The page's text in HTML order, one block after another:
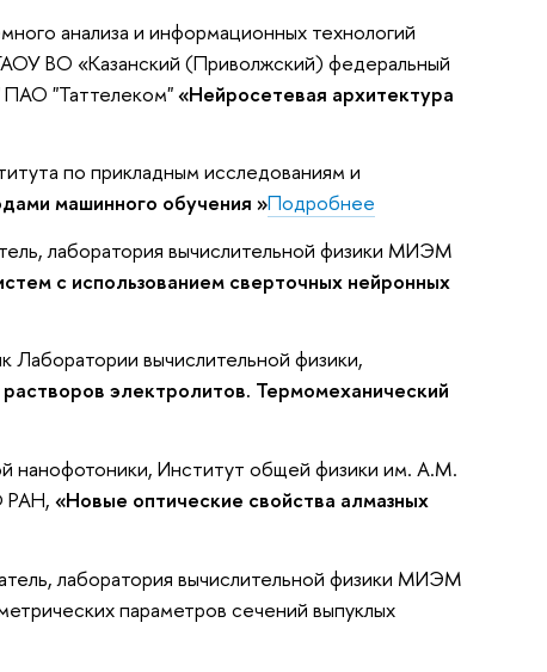
анализа и информационных технологий
ВО «Казанский (Приволжский) федеральный
ПАО "Таттелеком"«Нейросетевая архитектура
по прикладным исследованиям и
машинного обучения »Подробнее
лаборатория вычислительной физики МИЭМ
с использованием сверточных нейронных
Лаборатории вычислительной физики,
электролитов. Термомеханический
нанофотоники, Институт общей физики им. А.М.
РАН, «Новые оптические свойства алмазных
лаборатория вычислительной физики МИЭМ
параметров сечений выпуклых